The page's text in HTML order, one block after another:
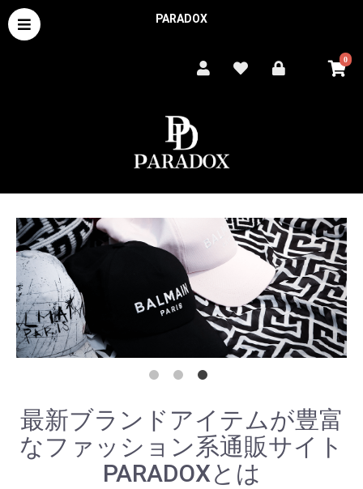
PARADOX
0
最新ブランドアイテムが豊富
なファッション系通販サイト
PARADOXとは